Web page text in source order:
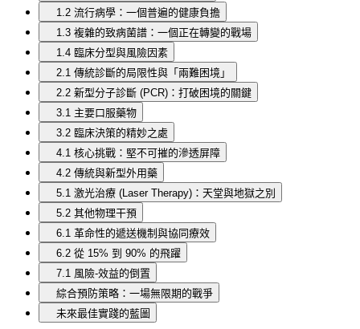
1.2 流行病學：一個普遍的健康負擔
1.3 複雜的致病菌譜：一個正在轉變的戰場
1.4 臨床分型與風險因素
2.1 傳統診斷的局限性與「兩難困境」
2.2 新型分子診斷 (PCR)：打破困境的關鍵
3.1 主要口服藥物
3.2 臨床決策的精妙之處
4.1 核心挑戰：堅不可摧的滲透屏障
4.2 傳統與新型外用藥
5.1 激光治療 (Laser Therapy)：天堂與地獄之別
5.2 其他物理干預
6.1 革命性的遞送機制與協同療效
6.2 從 15% 到 90% 的飛躍
7.1 風險-效益的倒置
綜合預防策略：一場無限期的戰爭
未來最佳實踐的藍圖